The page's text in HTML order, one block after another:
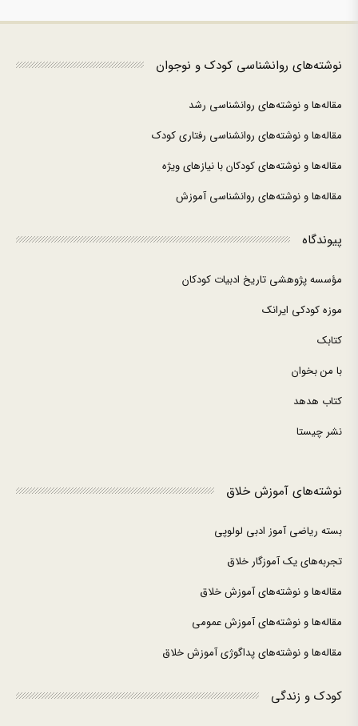
نوشته‌های روانشناسی کودک و نوجوان
مقاله‌ها و نوشته‌های روانشناسی رشد
مقاله‌ها و نوشته‌های روانشناسی رفتاری کودک
مقاله‌ها و نوشته‌های کودکان با نیازهای ویژه
مقاله‌ها و نوشته‌های روانشناسی آموزش
پیوندگاه
مؤسسه پژوهشی تاریخ ادبیات کودکان
موزه کودکی ایرانک
کتابک
با من بخوان
کتاب هدهد
نشر چیستا
نوشته‌های آموزش خلاق
بسته ریاضی آموز ادبی لولوپی
تجربه‌های یک آموزگار خلاق
مقاله‌ها و نوشته‌های آموزش خلاق
مقاله‌ها و نوشته‌های آموزش عمومی
مقاله‌ها و نوشته‌های پداگوژی آموزش خلاق
کودک و زندگی